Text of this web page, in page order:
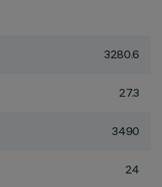
3280.6
27.3
3490
24